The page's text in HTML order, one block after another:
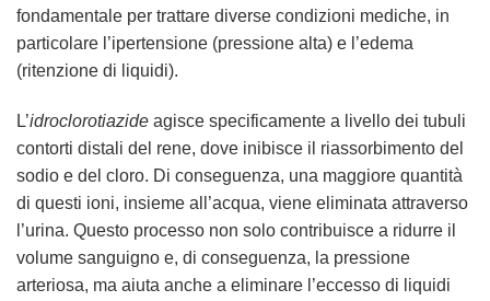
fondamentale per trattare diverse condizioni mediche, in
particolare l’ipertensione (pressione alta) e l’edema
(ritenzione di liquidi).
L’idroclorotiazide agisce specificamente a livello dei tubuli
contorti distali del rene, dove inibisce il riassorbimento del
sodio e del cloro. Di conseguenza, una maggiore quantità
di questi ioni, insieme all’acqua, viene eliminata attraverso
l’urina. Questo processo non solo contribuisce a ridurre il
volume sanguigno e, di conseguenza, la pressione
arteriosa, ma aiuta anche a eliminare l’eccesso di liquidi